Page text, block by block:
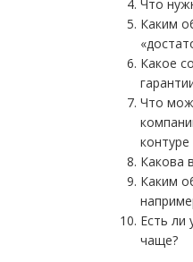
Что
Каким
Какое
Что
Какова
Каким
Есть ли
чаще?